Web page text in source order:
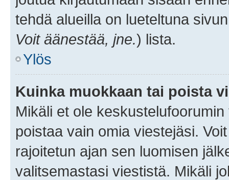
tehdä alueilla on lueteltuna
Voit äänestää, jne.) lista.
Ylös
Kuinka muokkaan tai poista
Mikäli et ole
poistaa vain omia viestejäsi.
rajoitetun ajan sen luomisen
valitsemastasi viestistä. Mikäli